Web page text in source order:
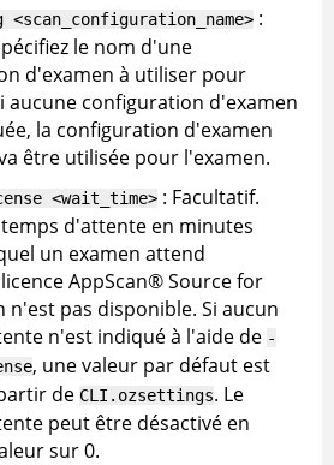
<scan_configuration_name> :
le nom d'une
d'examen à utiliser pour
aucune configuration d'examen
la configuration d'examen
être utilisée pour l'examen.
<wait_time> : Facultatif.
temps d'attente en minutes
un examen attend
AppScan®Source for
n'est pas disponible. Si aucun
n'est indiqué à l'aide de -
, une valeur par défaut est
de CLI.ozsettings. Le
peut être désactivé en
sur 0.